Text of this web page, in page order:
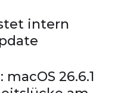
intern
26.6.1